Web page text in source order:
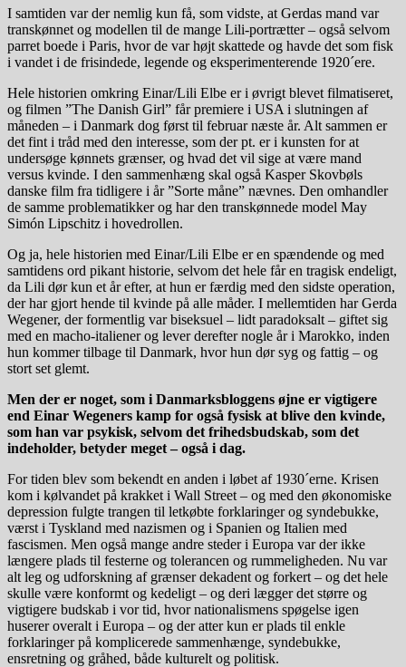
I samtiden var der nemlig kun få, som vidste, at Gerdas mand var
transkønnet og modellen til de mange Lili-portrætter – også selvom
parret boede i Paris, hvor de var højt skattede og havde det som fisk
i vandet i de frisindede, legende og eksperimenterende 1920´ere.
Hele historien omkring Einar/Lili Elbe er i øvrigt blevet filmatiseret,
og filmen ”The Danish Girl” får premiere i USA i slutningen af
måneden – i Danmark dog først til februar næste år. Alt sammen er
det fint i tråd med den interesse, som der pt. er i kunsten for at
undersøge kønnets grænser, og hvad det vil sige at være mand
versus kvinde. I den sammenhæng skal også Kasper Skovbøls
danske film fra tidligere i år ”Sorte måne” nævnes. Den omhandler
de samme problematikker og har den transkønnede model May
Simón Lipschitz i hovedrollen.
Og ja, hele historien med Einar/Lili Elbe er en spændende og med
samtidens ord pikant historie, selvom det hele får en tragisk endeligt,
da Lili dør kun et år efter, at hun er færdig med den sidste operation,
der har gjort hende til kvinde på alle måder. I mellemtiden har Gerda
Wegener, der formentlig var biseksuel – lidt paradoksalt – giftet sig
med en macho-italiener og lever derefter nogle år i Marokko, inden
hun kommer tilbage til Danmark, hvor hun dør syg og fattig – og
stort set glemt.
Men der er noget, som i Danmarksbloggens øjne er vigtigere
end Einar Wegeners kamp for også fysisk at blive den kvinde,
som han var psykisk, selvom det frihedsbudskab, som det
indeholder, betyder meget – også i dag.
For tiden blev som bekendt en anden i løbet af 1930´erne. Krisen
kom i kølvandet på krakket i Wall Street – og med den økonomiske
depression fulgte trangen til letkøbte forklaringer og syndebukke,
værst i Tyskland med nazismen og i Spanien og Italien med
fascismen. Men også mange andre steder i Europa var der ikke
længere plads til festerne og tolerancen og rummeligheden. Nu var
alt leg og udforskning af grænser dekadent og forkert – og det hele
skulle være konformt og kedeligt – og deri lægger det større og
vigtigere budskab i vor tid, hvor nationalismens spøgelse igen
huserer overalt i Europa – og der atter kun er plads til enkle
forklaringer på komplicerede sammenhænge, syndebukke,
ensretning og gråhed, både kulturelt og politisk.